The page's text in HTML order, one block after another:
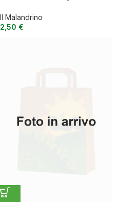
Il Malandrino
2,50 €